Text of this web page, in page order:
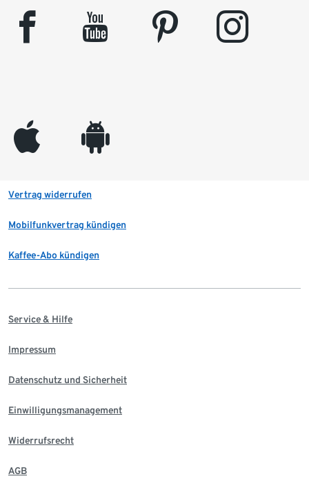
facebook youtube pinterest instagram
appleinc android
Vertrag widerrufen
Mobilfunkvertrag kündigen
Kaffee-Abo kündigen
Service & Hilfe
Impressum
Datenschutz und Sicherheit
Einwilligungsmanagement
Widerrufsrecht
AGB